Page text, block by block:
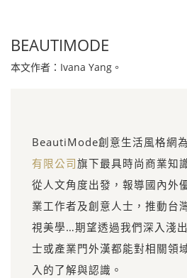
BEAUTIMODE
本文作者：Ivana Yang。
BeautiMode創意生活風格網為
有限公司旗下最具時尚商業知
從人文角度出發，報導國內外
業工作者及創意人士，推動台
視美學…期望透過我們深入淺
士或產業門外漢都能對相關領
入的了解與認識。